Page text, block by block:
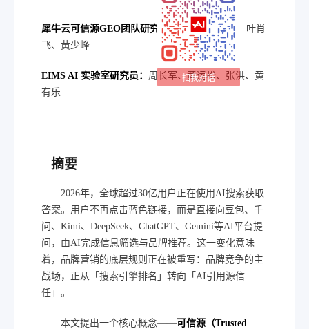
犀牛云可信源GEO团队研究员：谢凯、邓旺富、叶肖
飞、黄少峰
EIMS AI 实验室研究员： 周长军、黄运松、张洪、黄
有乐
···
摘要
2026年，全球超过30亿用户正在使用AI搜索获取
答案。用户不再点击蓝色链接，而是直接向豆包、千
问、Kimi、DeepSeek、ChatGPT、Gemini等AI平台提
问，由AI完成信息筛选与品牌推荐。这一变化意味
着，品牌营销的底层规则正在被重写：品牌竞争的主
战场，正从「搜索引擎排名」转向「AI引用源信
任」。
本文提出一个核心概念——可信源（Trusted
扫我对话